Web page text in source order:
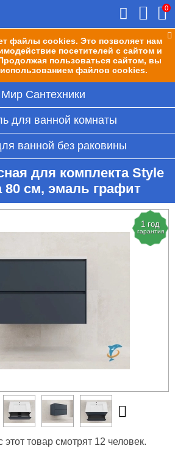
файлы cookies. Это позволяет нам
посетителей с сайтом и
пользоваться сайтом, вы
файлов cookies.
0
Мир Сантехники
для ванной комнаты
ванной без раковины
для комплекта Style
80 см, эмаль графит
1 год
гарантия
товар смотрят 12 человек.